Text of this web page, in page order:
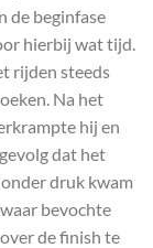
de beginfase
hierbij wat tijd.
rijden steeds
Na het
hij en
dat het
druk kwam
bevochte
de finish te